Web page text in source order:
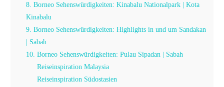
8. Borneo Sehenswürdigkeiten: Kinabalu Nationalpark | Kota
Kinabalu
9. Borneo Sehenswürdigkeiten: Highlights in und um Sandakan
| Sabah
10. Borneo Sehenswürdigkeiten: Pulau Sipadan | Sabah
Reiseinspiration Malaysia
Reiseinspiration Südostasien